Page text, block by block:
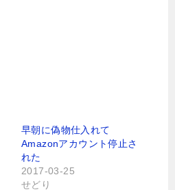
早朝に偽物仕入れて
Amazonアカウント停止さ
れた
2017-03-25
せどり